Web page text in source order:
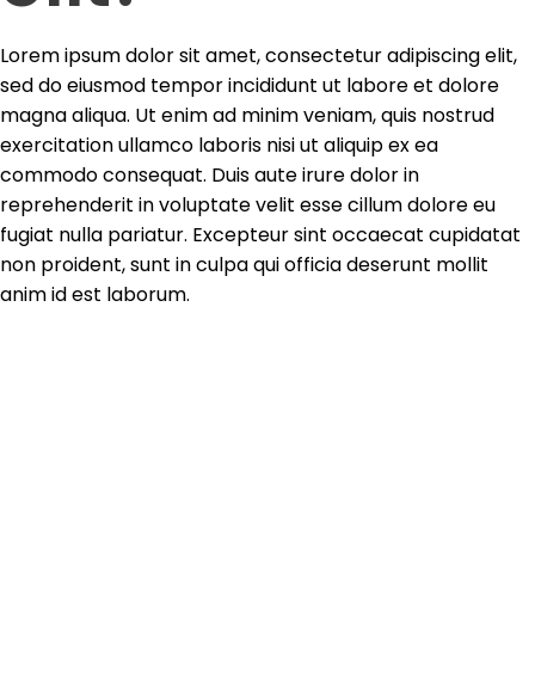
Lorem ipsum dolor sit amet, consectetur adipiscing elit,
sed do eiusmod tempor incididunt ut labore et dolore
magna aliqua. Ut enim ad minim veniam, quis nostrud
exercitation ullamco laboris nisi ut aliquip ex ea
commodo consequat. Duis aute irure dolor in
reprehenderit in voluptate velit esse cillum dolore eu
fugiat nulla pariatur. Excepteur sint occaecat cupidatat
non proident, sunt in culpa qui officia deserunt mollit
anim id est laborum.